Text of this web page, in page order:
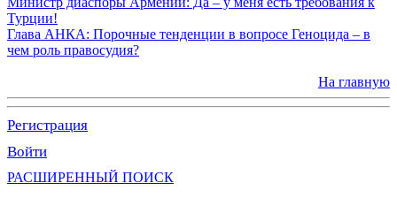
Турции!
Глава АНКА: Порочные тенденции в вопросе Геноцида – в
чем роль правосудия?
На главную
Регистрация
Войти
РАСШИРЕННЫЙ ПОИСК